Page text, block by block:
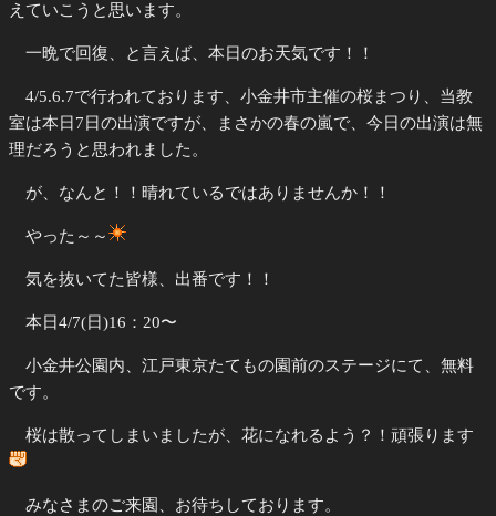
えていこうと思います。
一晩で回復、と言えば、本日のお天気です！！
4/5.6.7で行われております、小金井市主催の桜まつり、当教
室は本日7日の出演ですが、まさかの春の嵐で、今日の出演は無
理だろうと思われました。
が、なんと！！晴れているではありませんか！！
やった～～
気を抜いてた皆様、出番です！！
本日4/7(日)16：20〜
小金井公園内、江戸東京たてもの園前のステージにて、無料
です。
桜は散ってしまいましたが、花になれるよう？！頑張ります
みなさまのご来園、お待ちしております。